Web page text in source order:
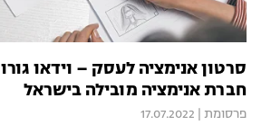
סרטון אנימציה לעסק – וידאו גורו
חברת אנימציה מובילה בישראל
פרסומת 17.07.2022